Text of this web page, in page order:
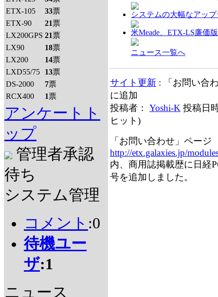
ETX-105
33票
ETX-90
21票
LX200GPS 21票
LX90
18票
LX200
14票
LXD55/75
13票
DS-2000
7票
RCX400
1票
アンケートト
ップ
管理者承認
待ち
システム管理
コメント :0
待機ユー
ザ:1
ニュース
システムの大幅なアッ
米Meade、ETX-LS廉価
ニュース一覧へ
サイト更新 : 「お問い合
に追加
投稿者： Yoshi-K 投稿日
ヒット)
「お問い合わせ」ページ
http://etx.galaxies.jp/
内、商用誌掲載歴に日経
号を追加しました。